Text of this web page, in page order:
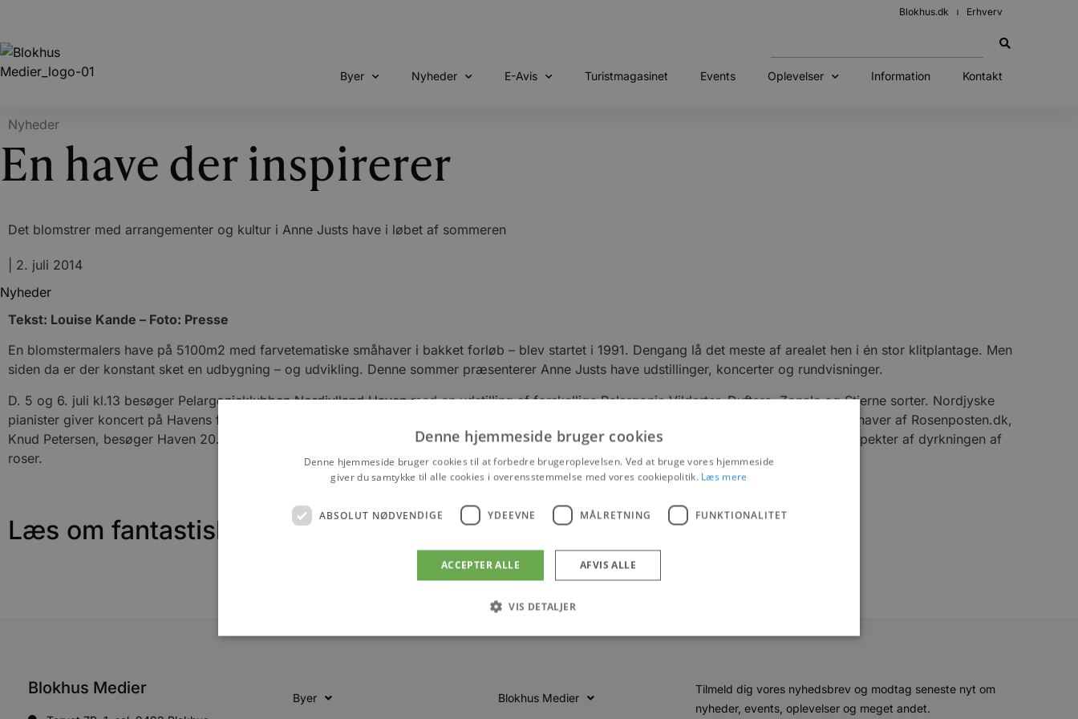
Blokhus.dk Erhverv
Byer Nyheder E-Avis Turistmagasinet Events Oplevelser Information Kontakt
Nyheder
En have der inspirerer
Det blomstrer med arrangementer og kultur i Anne Justs have i løbet af sommeren
2. juli 2014
Nyheder
Tekst: Louise Kande – Foto: Presse
En blomstermalers have på 5100m2 med farvetematiske småhaver i bakket forløb – blev startet i 1991. Dengang lå det meste af arealet hen i én stor klitplantage. Men
siden da er der konstant sket en udbygning – og udvikling. Denne sommer præsenterer Anne Justs have udstillinger, koncerter og rundvisninger.
D. 5 og 6. juli kl.13 besøger Pelargonieklubben Nordjylland Haven med en udstilling af forskellige Pelargonie Vildarter, Duftere, Zonale og Stjerne sorter. Nordjyske
pianister giver koncert på Havens flygel d. 13. juli kl 14 og fylder orangeriet med klassiske toner. Den velrenommerede rosengartner og indehaver af Rosenposten.dk,
Knud Petersen, besøger Haven 20. juli 2014 kl.14. I den forbindelse vil Knud Petersen gå en tur i Haven med gæsterne og fortælle om alle aspekter af dyrkningen af
roser.
Læs om fantastiske oplevelser og events
Blokhus Medier
Byer Blokhus Medier
Tilmeld dig vores nyhedsbrev og modtag seneste nyt om
nyheder, events, oplevelser og meget andet.
Denne hjemmeside bruger cookies
Denne hjemmeside bruger cookies til at forbedre brugeroplevelsen. Ved at bruge vores hjemmeside
giver du samtykke til alle cookies i overensstemmelse med vores cookiepolitik. Læs mere
ABSOLUT NØDVENDIGE YDEEVNE MÅLRETNING FUNKTIONALITET
ACCEPTER ALLE AFVIS ALLE
VIS DETALJER
Absolut nødvendige cookies muliggør hjemmesidens grundlæggende funktionalitet såsom brugerlogin og kontoadministration. Hjemmesiden